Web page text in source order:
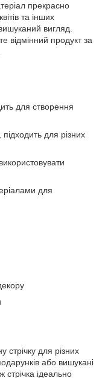
прекрасно
та інших
вигляд.
відмінний продукт за
для створення
для різних
для
для різних
або вишукані
стрічка ідеально